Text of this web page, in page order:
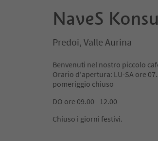
NaveS
Predoi, Valle Aurina
Benvenuti nel nostro piccolo
Orario d'apertura: LU-SA ore
pomeriggio chiuso
DO ore 09.00 - 12.00
Chiuso i giorni festivi.